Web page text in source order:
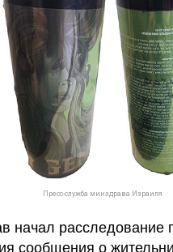
Пресс-служба минздрава Израиля
начал расследование
сообщения о